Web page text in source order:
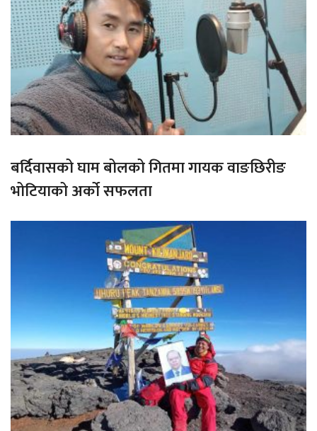
बर्दिवासको घाम बोलको गितमा गायक वाङछिरीङ
भोटियाको अर्को सफलता